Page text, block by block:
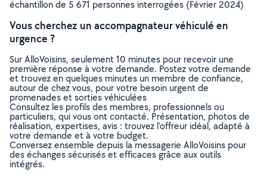
échantillon de 5 671 personnes interrogées (Février 2024)
Vous cherchez un accompagnateur véhiculé en
urgence ?
Sur AlloVoisins, seulement 10 minutes pour recevoir une
première réponse à votre demande. Postez votre demande
et trouvez en quelques minutes un membre de confiance,
autour de chez vous, pour votre besoin urgent de
promenades et sorties véhiculées
Consultez les profils des membres, professionnels ou
particuliers, qui vous ont contacté. Présentation, photos de
réalisation, expertises, avis : trouvez l'offreur idéal, adapté à
votre demande et à votre budget.
Conversez ensemble depuis la messagerie AlloVoisins pour
des échanges sécurisés et efficaces grâce aux outils
intégrés.